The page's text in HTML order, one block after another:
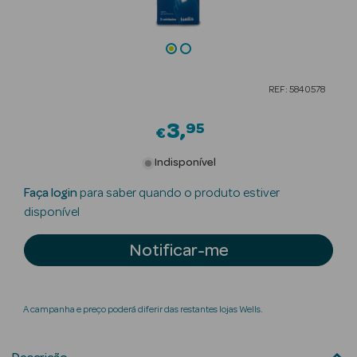
Luxo
Beauty Season
Nutricosmética
Perfumes
REF: 5840578
€3 95
Indisponível
Faça login para saber quando o produto estiver
disponível
Notificar-me
A campanha e preço poderá diferir das restantes lojas Wells.